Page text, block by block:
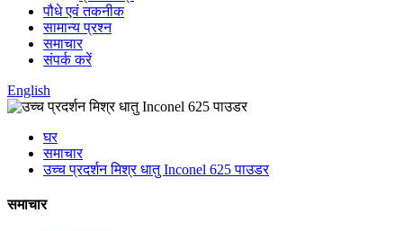
पौधे एवं तकनीक
सामान्य प्रश्न
समाचार
संपर्क करें
English
घर
समाचार
उच्च प्रदर्शन मिश्र धातु Inconel 625 पाउडर
समाचार